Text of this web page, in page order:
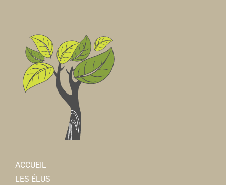
ACCUEIL
LES ÉLUS